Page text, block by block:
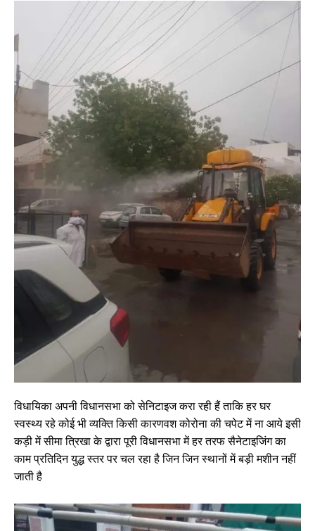
विधायिका अपनी विधानसभा को सेनिटाइज करा रही हैं ताकि हर घर
स्वस्थ्य रहे कोई भी व्यक्ति किसी कारणवश कोरोना की चपेट में ना आये इसी
कड़ी में सीमा त्रिखा के द्वारा पूरी विधानसभा में हर तरफ सैनेटाइजिंग का
काम प्रतिदिन युद्ध स्तर पर चल रहा है जिन जिन स्थानों में बड़ी मशीन नहीं
जाती है